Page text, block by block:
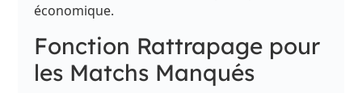
économique.
Fonction Rattrapage pour
les Matchs Manqués